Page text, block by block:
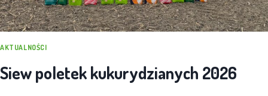
AKTUALNOŚCI
Siew poletek kukurydzianych 2026